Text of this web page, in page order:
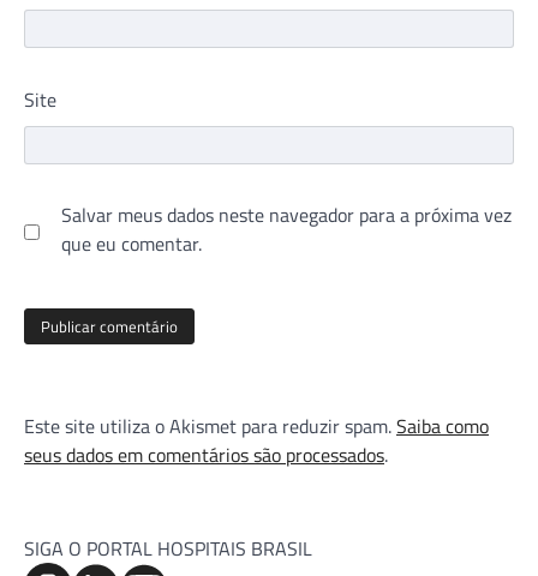
Site
Salvar meus dados neste navegador para a próxima vez
que eu comentar.
Este site utiliza o Akismet para reduzir spam.Saiba como
seus dados em comentários são processados.
SIGA O PORTAL HOSPITAIS BRASIL